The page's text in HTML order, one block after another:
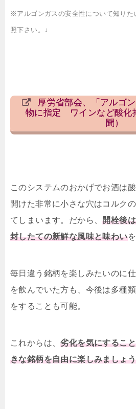
※アルゴンガスの安全性について知りた
照下さい。↓
厚労省部会、「アルゴ
物に指定 ワインなど酸化
聞）
このシステムのおかげでお酒は
開けた非常に小さな穴はコルク
てしまいます。だから、開栓後
封したての新鮮な風味と味わい
毎日違う銘柄を楽しみたいのに
を飲んでいた方も、今後は多種
をすることも可能。
これからは、劣化を気にするこ
きな銘柄を自由に楽しみましょ